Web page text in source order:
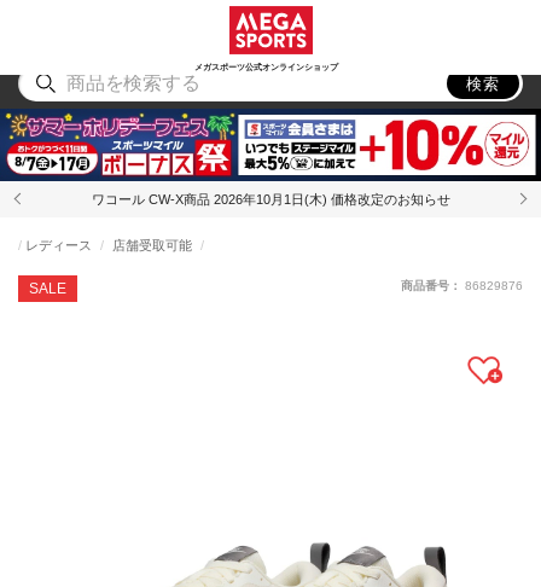
メガスポーツ公式オンラインショップ
アウトドア
検索
ワコール CW-X商品 2026年10月1日(木) 価格改定のお知らせ
SALE
レディース 店舗受取可能
商品番号： 86829876